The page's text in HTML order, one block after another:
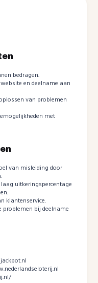
bedragen.
en deelname aan
van problemen
met
van misleiding door
uitkeringspercentage
klantenservice.
problemen bij deelname